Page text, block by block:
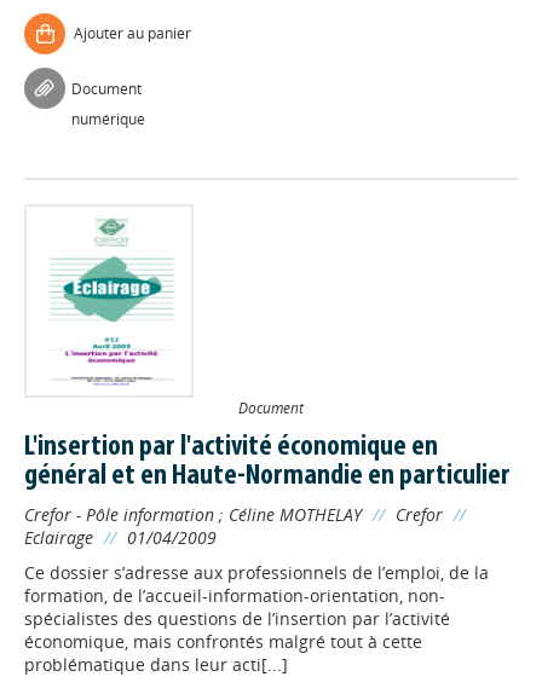
Ajouter au panier
Document
numérique
Document
L'insertion par l'activité économique en
général et en Haute-Normandie en particulier
Crefor - Pôle information ; Céline MOTHELAY // Crefor //
Eclairage // 01/04/2009
Ce dossier s’adresse aux professionnels de l’emploi, de la
formation, de l’accueil-information-orientation, non-
spécialistes des questions de l’insertion par l’activité
économique, mais confrontés malgré tout à cette
problématique dans leur acti[...]